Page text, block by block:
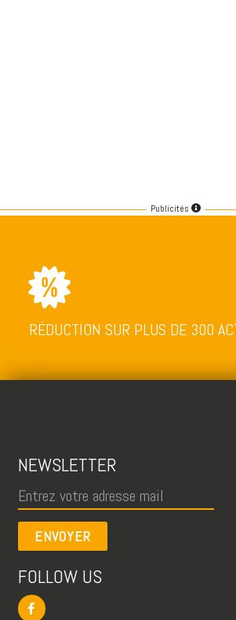
Publicités
RÉDUCTION SUR PLUS DE 300
NEWSLETTER
ENVOYER
FOLLOW US